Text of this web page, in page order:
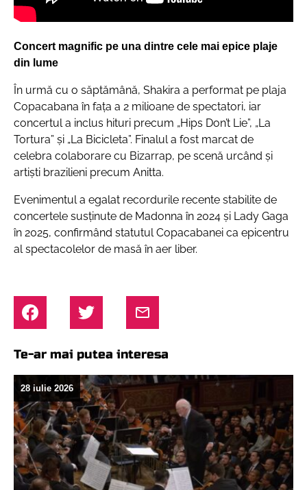
Concert magnific pe una dintre cele mai epice plaje
din lume
În urmă cu o săptămână, Shakira a performat pe plaja
Copacabana în faţa a 2 milioane de spectatori, iar
concertul a inclus hituri precum „Hips Don’t Lie”, „La
Tortura” și „La Bicicleta”. Finalul a fost marcat de
celebra colaborare cu Bizarrap, pe scenă urcând și
artiști brazilieni precum Anitta.
Evenimentul a egalat recordurile recente stabilite de
concertele susținute de Madonna în 2024 și Lady Gaga
în 2025, confirmând statutul Copacabanei ca epicentru
al spectacolelor de masă în aer liber.
Te-ar mai putea interesa
28 iulie 2026